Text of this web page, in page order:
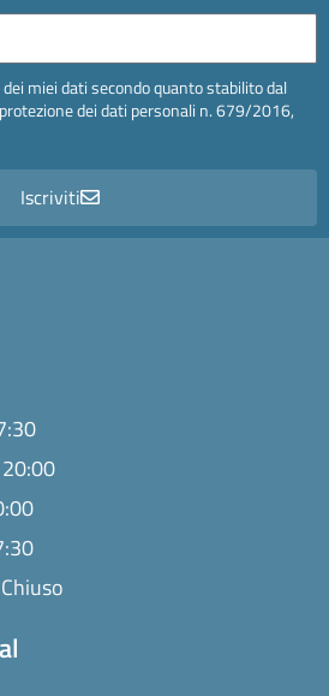
miei dati secondo quanto stabilito dal
dei dati personali n. 679/2016,
Iscriviti